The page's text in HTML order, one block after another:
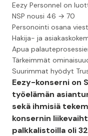
Eezy Personnel on
NSP nousi 46 → 70
Personointi osana
Hakija- ja
Apua
Tärkeimmät
Suurimmat hyödyt
Eezy-konserni on
työelämän
sekä ihmisiä
konsernin
palkkalistoilla oli